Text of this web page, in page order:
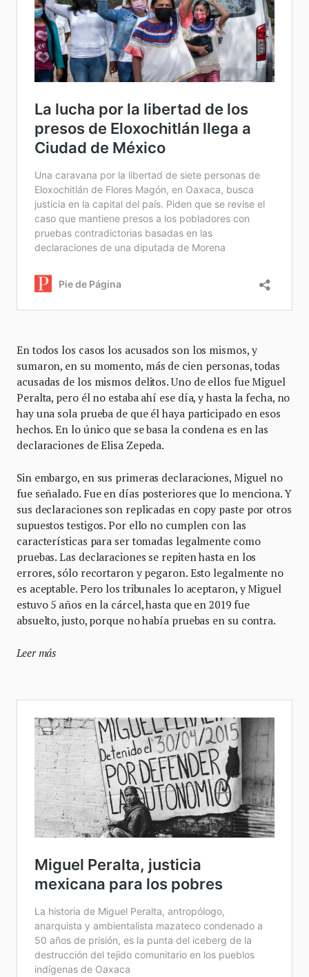
En todos los casos los acusados son los mismos, y
sumaron, en su momento, más de cien personas, todas
acusadas de los mismos delitos. Uno de ellos fue Miguel
Peralta, pero él no estaba ahí ese día, y hasta la fecha, no
hay una sola prueba de que él haya participado en esos
hechos. En lo único que se basa la condena es en las
declaraciones de Elisa Zepeda.
Sin embargo, en sus primeras declaraciones, Miguel no
fue señalado. Fue en días posteriores que lo menciona. Y
sus declaraciones son replicadas en copy paste por otros
supuestos testigos. Por ello no cumplen con las
características para ser tomadas legalmente como
pruebas. Las declaraciones se repiten hasta en los
errores, sólo recortaron y pegaron. Esto legalmente no
es aceptable. Pero los tribunales lo aceptaron, y Miguel
estuvo 5 años en la cárcel, hasta que en 2019 fue
absuelto, justo, porque no había pruebas en su contra.
Leer más